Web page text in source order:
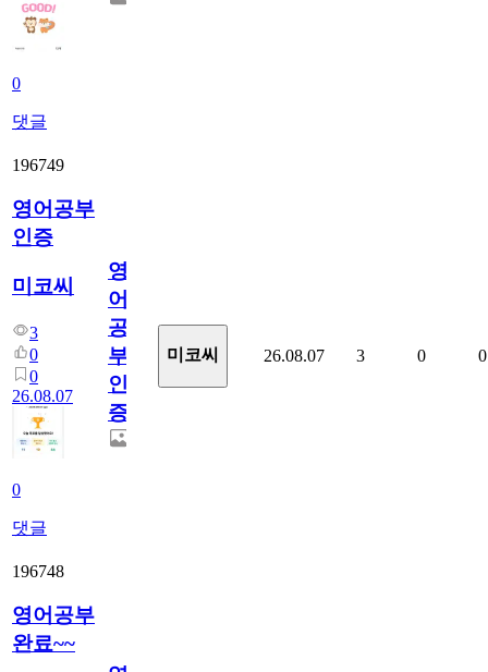
0
댓글
196749
영어공부
인증
미코씨
3
0
0
26.08.07
0
댓글
영
어
공
부
인
증
미코씨 26.08.07 3 0 0
196748
영어공부
완료~~